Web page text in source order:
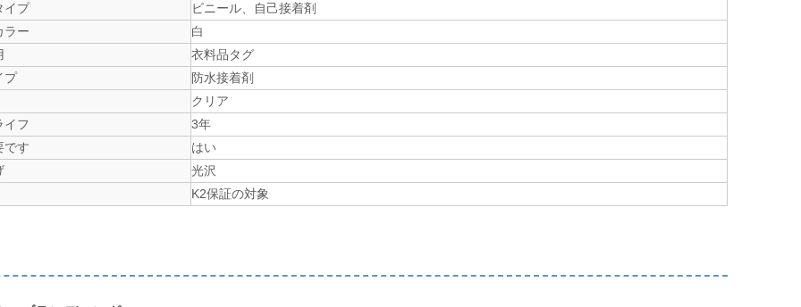
イプ
ビニール、自己接着剤
ラー
白
衣料品タグ
プ
防水接着剤
クリア
イフ
3年
です
はい
光沢
K2保証の対象